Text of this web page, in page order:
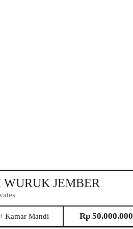
JEMBER
Kamar Mandi Rp 50.000.000